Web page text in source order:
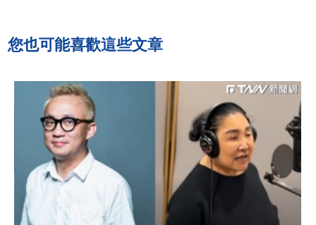
您也可能喜歡這些文章